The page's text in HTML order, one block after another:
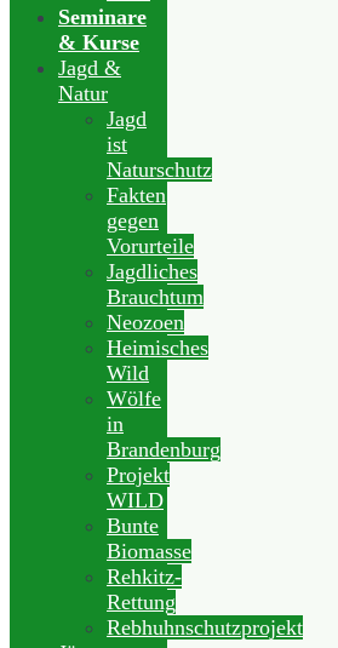
Seminare
& Kurse
Jagd &
Natur
Jagd
ist
Naturschutz
Fakten
gegen
Vorurteile
Jagdliches
Brauchtum
Neozoen
Heimisches
Wild
Wölfe
in
Brandenburg
Projekt
WILD
Bunte
Biomasse
Rehkitz-
Rettung
Rebhuhnschutzprojekt